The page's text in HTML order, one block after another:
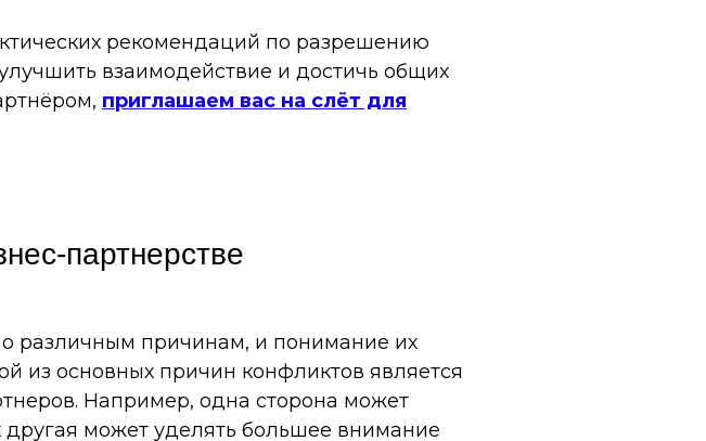
рекомендаций по разрешению
взаимодействие и достичь общих
приглашаем вас на слёт для
партнерстве
различным причинам, и понимание их
из основных причин конфликтов является
Например, одна сторона может
может уделять большее внимание